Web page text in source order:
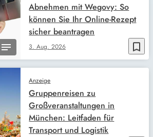
bookmark_border
3. Aug. 2026
Abnehmen mit Wegovy: So
können Sie Ihr Online-Rezept
sicher beantragen
Anzeige
Gruppenreisen zu
Großveranstaltungen in
München: Leitfaden für
Transport und Logistik